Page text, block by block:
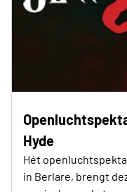
Hyde
Hét
in Berlare, brengt